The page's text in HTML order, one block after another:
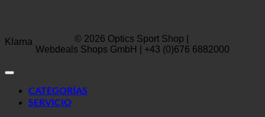
Klarna
© 2026 Optics Sport Shop |
Webdeals Shops GmbH | +43 (0)676 6882000
CATEGORÍAS
SERVICIO